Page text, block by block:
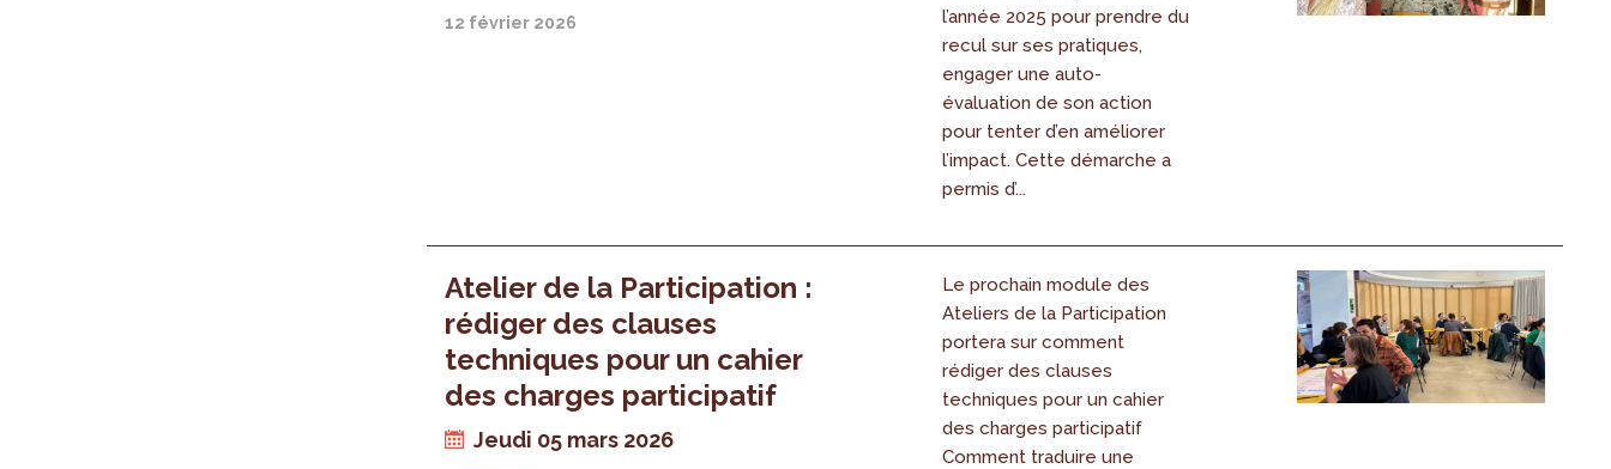
12 février 2026
l’année 2025 pour prendre du
recul sur ses pratiques,
engager une auto-
évaluation de son action
pour tenter d’en améliorer
l’impact. Cette démarche a
permis d’...
Atelier de la Participation :
rédiger des clauses
techniques pour un cahier
des charges participatif
Jeudi 05 mars 2026
Le prochain module des
Ateliers de la Participation
portera sur comment
rédiger des clauses
techniques pour un cahier
des charges participatif
Comment traduire une